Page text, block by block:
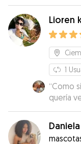
Lioren
1
“Como
quería
ella.”
Daniela